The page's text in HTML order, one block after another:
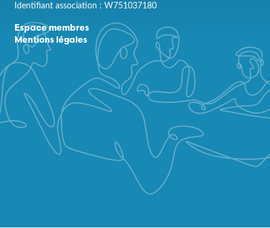
Identifiant association : W751037180
Espace membres
Mentions légales